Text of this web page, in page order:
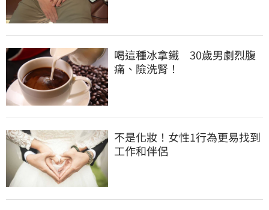
喝這種冰拿鐵　30歲男劇烈腹
痛、險洗腎！
不是化妝！女性1行為更易找到
工作和伴侶